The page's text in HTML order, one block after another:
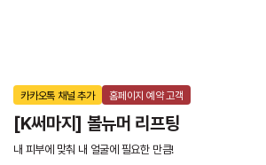
카카오톡 채널 추가 홈페이지 예약 고객
[K써마지] 볼뉴머 리프팅
내 피부에 맞춰 내 얼굴에 필요한 만큼!